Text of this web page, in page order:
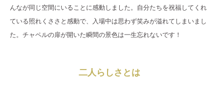
んなが同じ空間にいることに感動しました。自分たちを祝福してくれ
ている照れくささと感動で、入場中は思わず笑みが溢れてしまいまし
た。チャペルの扉が開いた瞬間の景色は一生忘れないです！
二人らしさとは